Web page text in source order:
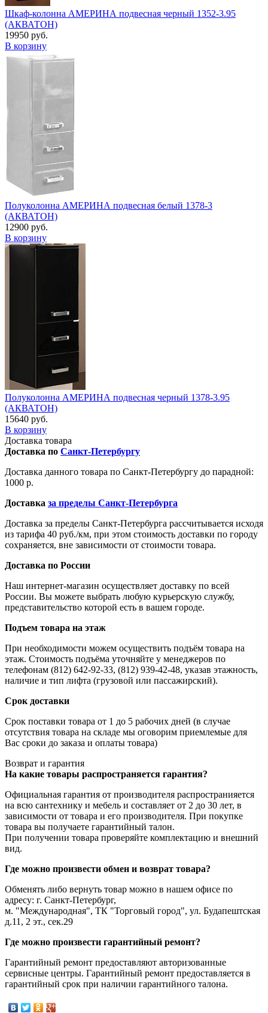
Шкаф-колонна АМЕРИНА подвесная черный 1352-3.95
(АКВАТОН)
19950 руб.
В корзину
Полуколонна АМЕРИНА подвесная белый 1378-3
(АКВАТОН)
12900 руб.
В корзину
Полуколонна АМЕРИНА подвесная черный 1378-3.95
(АКВАТОН)
15640 руб.
В корзину
Доставка товара
Доставка по Санкт-Петербургу
Доставка данного товара по Санкт-Петербургу до парадной:
1000 р.
Доставка за пределы Санкт-Петербурга
Доставка за пределы Санкт-Петербурга рассчитывается исходя
из тарифа 40 руб./км, при этом стоимость доставки по городу
сохраняется, вне зависимости от стоимости товара.
Доставка по России
Наш интернет-магазин осуществляет доставку по всей
России. Вы можете выбрать любую курьерскую службу,
представительство которой есть в вашем городе.
Подъем товара на этаж
При необходимости можем осуществить подъём товара на
этаж. Стоимость подъёма уточняйте у менеджеров по
телефонам (812) 642-92-33, (812) 939-42-48, указав этажность,
наличие и тип лифта (грузовой или пассажирский).
Срок доставки
Срок поставки товара от 1 до 5 рабочих дней (в случае
отсутствия товара на складе мы оговорим приемлемые для
Вас сроки до заказа и оплаты товара)
Возврат и гарантия
На какие товары распространяется гарантия?
Официальная гарантия от производителя распространияется
на всю сантехнику и мебель и составляет от 2 до 30 лет, в
зависимости от товара и его производителя. При покупке
товара вы получаете гарантийный талон.
При получении товара проверяйте комплектацию и внешний
вид.
Где можно произвести обмен и возврат товара?
Обменять либо вернуть товар можно в нашем офисе по
адресу: г. Санкт-Петербург,
м. "Международная", ТК "Торговый город", ул. Будапештская
д.11, 2 эт., сек.29
Где можно произвести гарантийный ремонт?
Гарантийный ремонт предоставляют авторизованные
сервисные центры. Гарантийный ремонт предоставляется в
гарантийный срок при наличии гарантийного талона.